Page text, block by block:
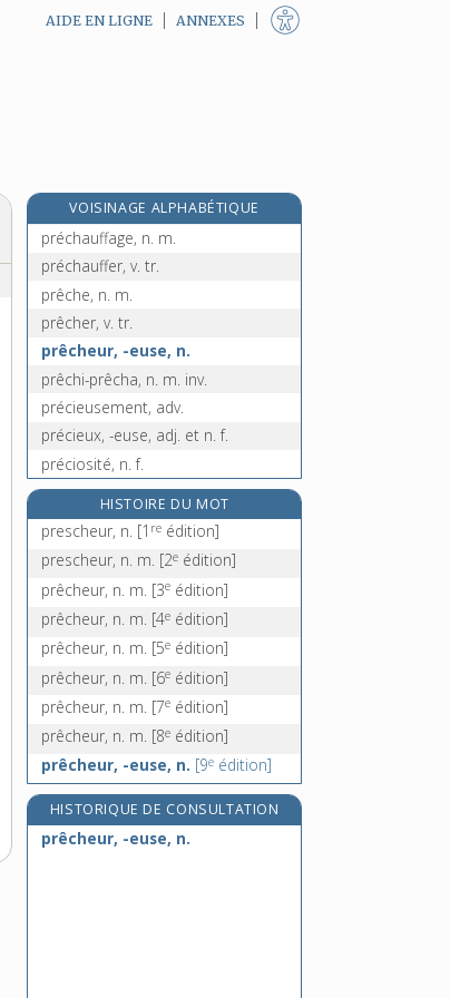
AIDE EN LIGNE ANNEXES
VOISINAGE ALPHABÉTIQUE
préchantre, n. m.
préchauffage, n. m.
préchauffer, v. tr.
prêche, n. m.
prêcher, v. tr.
prêcheur, -euse, n.
prêchi-prêcha, n. m. inv.
précieusement, adv.
précieux, -euse, adj. et n. f.
préciosité, n. f.
précipice, n. m.
précipitamment, adv.
précipitation, n. f.
précipité, n. m.
HISTOIRE DU MOT
prescheur, n. [1 re édition]
prescheur, n. m. [2e édition]
prêcheur, n. m. [3e édition]
prêcheur, n. m. [4e édition]
prêcheur, n. m. [5e édition]
prêcheur, n. m. [6e édition]
prêcheur, n. m. [7e édition]
prêcheur, n. m. [8e édition]
prêcheur, -euse, n. [9e édition]
HISTORIQUE DE CONSULTATION
prêcheur, -euse, n.